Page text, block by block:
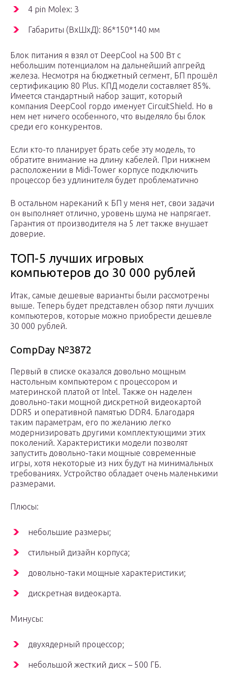
4 pin Molex: 3
Габариты (ВхШхД): 86*150*140 мм
Блок питания я взял от DeepCool на 500 Вт с
небольшим потенциалом на дальнейший апгрейд
железа. Несмотря на бюджетный сегмент, БП прошёл
сертификацию 80 Plus. КПД модели составляет 85%.
Имеется стандартный набор защит, который
компания DeepCool гордо именует CircuitShield. Но в
нем нет ничего особенного, что выделяло бы блок
среди его конкурентов.
Если кто-то планирует брать себе эту модель, то
обратите внимание на длину кабелей. При нижнем
расположении в Midi-Tower корпусе подключить
процессор без удлинителя будет проблематично
В остальном нареканий к БП у меня нет, свои задачи
он выполняет отлично, уровень шума не напрягает.
Гарантия от производителя на 5 лет также внушает
доверие.
ТОП-5 лучших игровых
компьютеров до 30 000 рублей
Итак, самые дешевые варианты были рассмотрены
выше. Теперь будет представлен обзор пяти лучших
компьютеров, которые можно приобрести дешевле
30 000 рублей.
CompDay №3872
Первый в списке оказался довольно мощным
настольным компьютером с процессором и
материнской платой от Intel. Также он наделен
довольно-таки мощной дискретной видеокартой
DDR5 и оперативной памятью DDR4. Благодаря
таким параметрам, его по желанию легко
модернизировать другими комплектующими этих
поколений. Характеристики модели позволят
запустить довольно-таки мощные современные
игры, хотя некоторые из них будут на минимальных
требованиях. Устройство обладает очень маленькими
размерами.
Плюсы:
небольшие размеры;
стильный дизайн корпуса;
довольно-таки мощные характеристики;
дискретная видеокарта.
Минусы:
двухядерный процессор;
небольшой жесткий диск – 500 ГБ.